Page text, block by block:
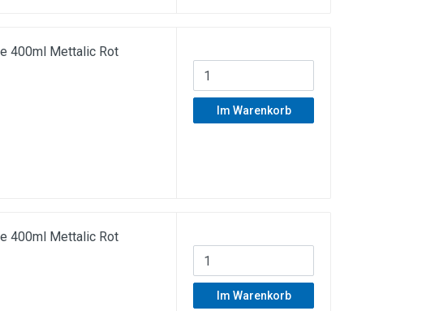
400ml Mettalic Rot
Im Warenkorb
400ml Mettalic Rot
Im Warenkorb